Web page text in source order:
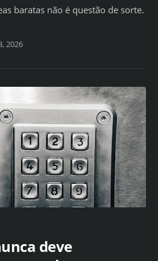
baratas não é questão de sorte.
2026
deve